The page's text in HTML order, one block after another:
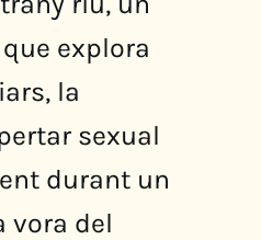
explora
la
sexual
durant un
vora del